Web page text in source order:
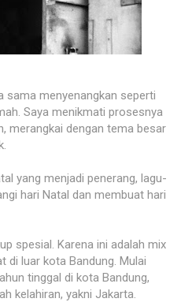
sama menyenangkan seperti
Saya menikmati prosesnya
merangkai dengan tema besar
yang menjadi penerang, lagu-
hari Natal dan membuat hari
spesial. Karena ini adalah mix
di luar kota Bandung. Mulai
tinggal di kota Bandung,
kelahiran, yakni Jakarta.